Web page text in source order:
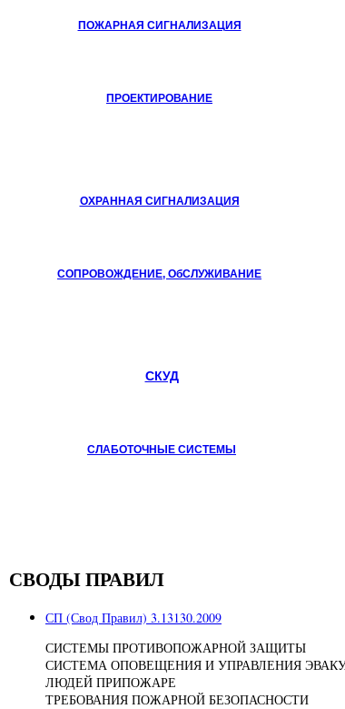
ПОЖАРНАЯ СИГНАЛИЗАЦИЯ
ПРОЕКТИРОВАНИЕ
ОХРАННАЯ СИГНАЛИЗАЦИЯ
СОПРОВОЖДЕНИЕ, ОбСЛУЖИВАНИЕ
СКУД
СЛАБОТОЧНЫЕ СИСТЕМЫ
СВОДЫ ПРАВИЛ
СП (Свод Правил) 3.13130.2009
СИСТЕМЫ ПРОТИВОПОЖАРНОЙ ЗАЩИТЫ
СИСТЕМА ОПОВЕЩЕНИЯ И УПРАВЛЕНИЯ
ЛЮДЕЙ ПРИПОЖАРЕ
ТРЕБОВАНИЯ ПОЖАРНОЙ БЕЗОПАСНОСТИ